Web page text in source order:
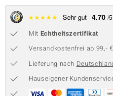
★★★★★ Sehr gut 4.70 /
Mit Echtheitszertifikat
Versandkostenfrei ab 99,- €
Lieferung nach
Hauseigener